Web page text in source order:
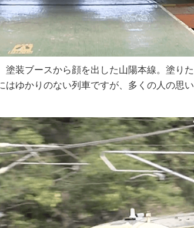
塗装ブースから顔を出した山陽本線。塗り
ゆかりのない列車ですが、多くの人の思